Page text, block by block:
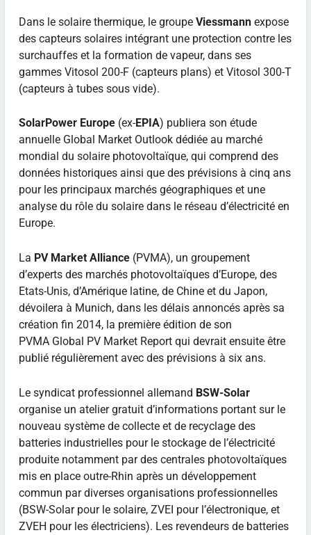
Dans le solaire thermique, le groupe Viessmannexpose
des capteurs solaires intégrant une protection contre les
surchauffes et la formation de vapeur, dans ses
gammes Vitosol 200-F (capteurs plans) et Vitosol 300-T
(capteurs à tubes sous vide).
SolarPower Europe(ex-EPIA) publiera son étude
annuelle Global Market Outlook dédiée au marché
mondial du solaire photovoltaïque, qui comprend des
données historiques ainsi que des prévisions à cinq ans
pour les principaux marchés géographiques et une
analyse du rôle du solaire dans le réseau d’électricité en
Europe.
La PV Market Alliance(PVMA), un groupement
d’experts des marchés photovoltaïques d’Europe, des
Etats-Unis, d’Amérique latine, de Chine et du Japon,
dévoilera à Munich, dans les délais annoncés après sa
création fin 2014, la première édition de son
PVMA Global PV Market Report qui devrait ensuite être
publié régulièrement avec des prévisions à six ans.
Le syndicat professionnel allemand BSW-Solar
organise un atelier gratuit d’informations portant sur le
nouveau système de collecte et de recyclage des
batteries industrielles pour le stockage de l’électricité
produite notamment par des centrales photovoltaïques
mis en place outre-Rhin après un développement
commun par diverses organisations professionnelles
(BSW-Solar pour le solaire, ZVEI pour l’électronique, et
ZVEH pour les électriciens). Les revendeurs de batteries